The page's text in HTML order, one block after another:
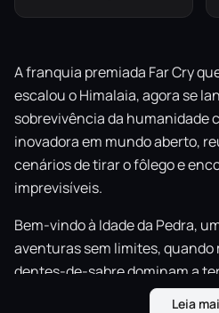
A franquia premiada Far Cry
escalou o Himalaia, agora se
sobrevivência da humanidade
inovadora em mundo aberto,
cenários de tirar o fôlego e
imprevisíveis.
Bem-vindo à Idade da Pedra,
aventuras sem limites,
dentes-de-sabre dominam a
no final da cadeia alimentar.
Leia